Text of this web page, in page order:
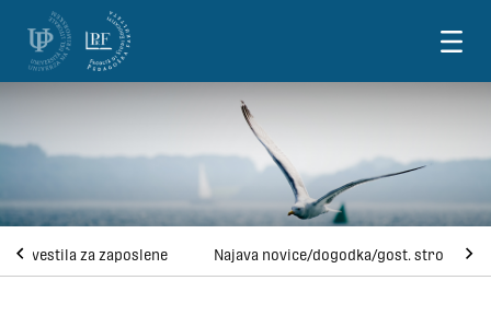
Skoči na vsebino
Obvestila za zaposlene Najava novice/dogodka/gost. strok.